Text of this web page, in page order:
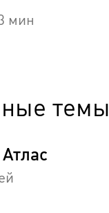
мин
темы